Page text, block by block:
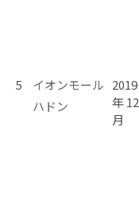
5
イオンモール
ハドン
2019
年 12
月